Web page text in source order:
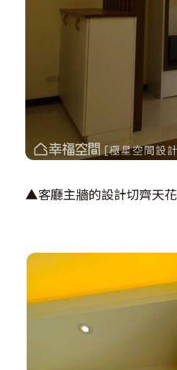
▲客廳主牆的設計切齊天